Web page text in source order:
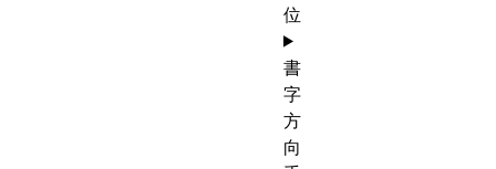
位
書
字
方
向